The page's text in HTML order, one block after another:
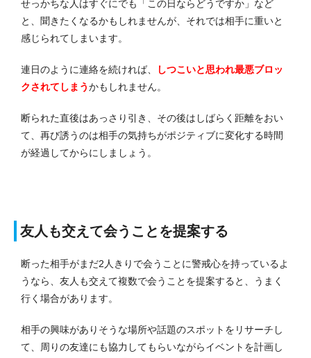
せっかちな人はすぐにでも「この日ならどうですか」など
と、聞きたくなるかもしれませんが、それでは相手に重いと
感じられてしまいます。
連日のように連絡を続ければ、
しつこいと思われ最悪ブロッ
クされてしまうかもしれません。
断られた直後はあっさり引き、その後はしばらく距離をおい
て、再び誘うのは相手の気持ちがポジティブに変化する時間
が経過してからにしましょう。
友人も交えて会うことを提案する
断った相手がまだ2人きりで会うことに警戒心を持っているよ
うなら、友人も交えて複数で会うことを提案すると、うまく
行く場合があります。
相手の興味がありそうな場所や話題のスポットをリサーチし
て、周りの友達にも協力してもらいながらイベントを計画し